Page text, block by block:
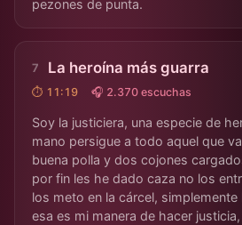
pezones de punta.
La heroína más guarra
⏱ 11:19 🎧 2.370 escuchas
Soy la justiciera, una especie de
mano persigue a todo aquel que
buena polla y dos cojones
por fin les he dado caza no los
los meto en la cárcel,
esa es mi manera de hacer